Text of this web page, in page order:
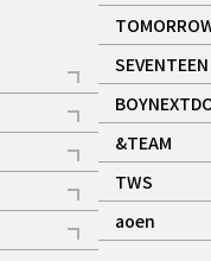
記事
記事
ギャラリ
SEVENTEEN
記事
記事
&TEAM
記事
ギャラリ
TWS
記事
aoen
記事